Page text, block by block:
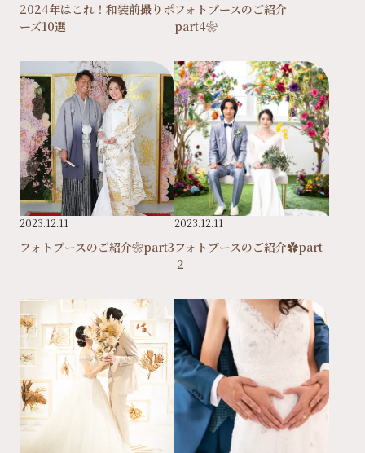
2024年はこれ！和装前撮りポ
ーズ10選
フォトブースのご紹介
part4❀
2023.12.11
フォトブースのご紹介❀part3
2023.12.11
フォトブースのご紹介✿part
２